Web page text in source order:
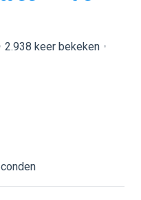
2.938 keer bekeken